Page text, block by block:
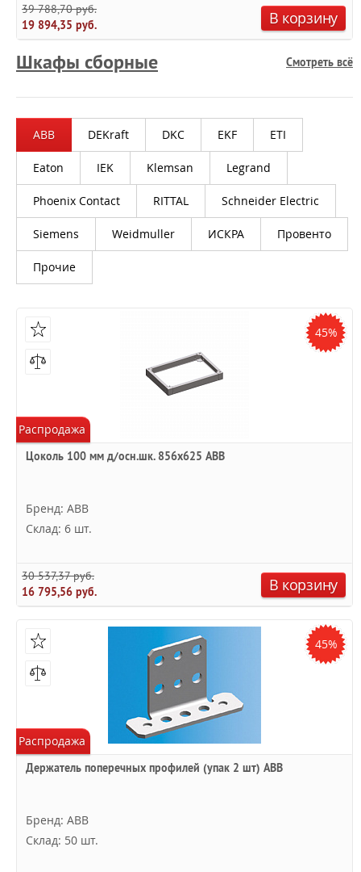
39 788,70 руб.
19 894,35 руб.
В корзину
Шкафы сборные Смотреть всё
ABB DEKraft DKC EKF ETI
Eaton IEK Klemsan Legrand
Phoenix Contact RITTAL Schneider Electric
Siemens Weidmuller ИСКРА Провенто
Прочие
45%
Распродажа
Цоколь 100 мм д/осн.шк. 856х625 ABB
Бренд: ABB
Склад: 6 шт.
30 537,37 руб.
16 795,56 руб.
В корзину
45%
Распродажа
Держатель поперечных профилей (упак 2 шт) ABB
Бренд: ABB
Склад: 50 шт.